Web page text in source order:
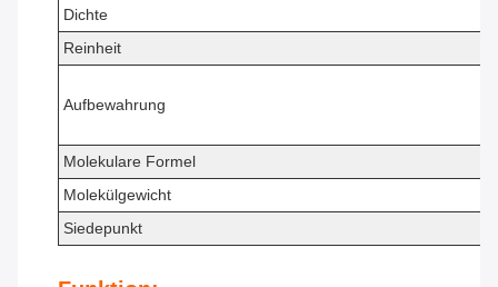
Dichte
Reinheit
Aufbewahrung
Molekulare Formel
Molekülgewicht
Siedepunkt